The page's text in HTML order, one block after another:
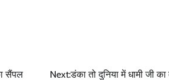
सैंपल
Next:डंका तो दुनिया में धामी जी